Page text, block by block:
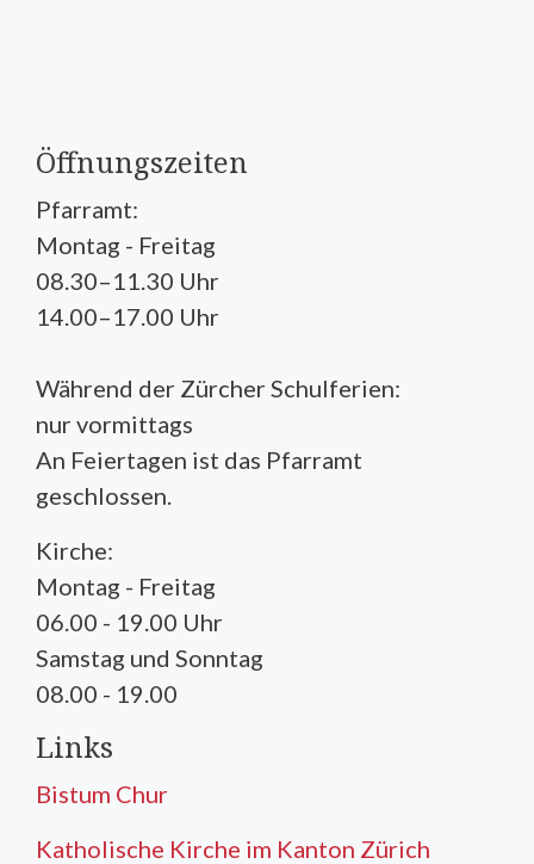
Öffnungszeiten
Pfarramt:
Montag - Freitag
08.30–11.30 Uhr
14.00–17.00 Uhr
Während der Zürcher Schulferien:
nur vormittags
An Feiertagen ist das Pfarramt
geschlossen.
Kirche:
Montag - Freitag
06.00 - 19.00 Uhr
Samstag und Sonntag
08.00 - 19.00
Links
Bistum Chur
Katholische Kirche im Kanton Zürich